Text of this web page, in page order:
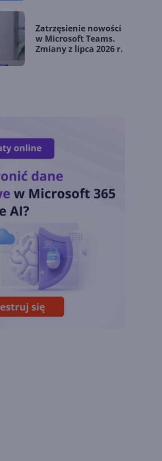
Zatrzęsienie nowości
w Microsoft Teams.
Zmiany z lipca 2026 r.
OpenAI tnie ceny
modeli GPT-5.6.
Odpowiedź na presję
Chin
chmury. Microsoft
ogłasza znakomite
wyniki i
superaplikację
Sztuczna inteligencja
wspiera odkrycia
naukowe. OpenAI
startuje z nowym